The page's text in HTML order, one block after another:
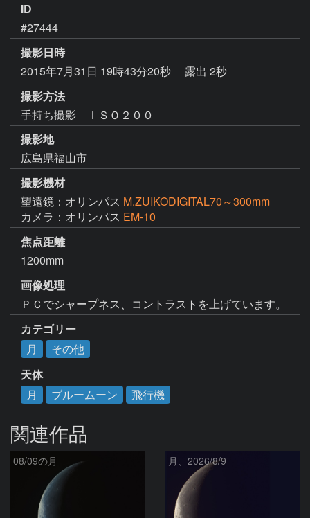
ID
#27444
撮影日時
2015年7月31日 19時43分20秒
露出 2秒
撮影方法
手持ち撮影 ＩＳＯ２００
撮影地
広島県福山市
撮影機材
望遠鏡：オリンパス M.ZUIKODIGITAL70～300mm
カメラ：オリンパス EM-10
焦点距離
1200mm
画像処理
ＰＣでシャープネス、コントラストを上げています。
カテゴリー
月
その他
天体
月
ブルームーン 飛行機
関連作品
08/09の月 月、2026/8/9